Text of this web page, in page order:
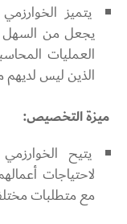
يتميز
يجعل من السهل
العمليات
الذين ليس
ميزة التخصيص:
يتيح
لاحتياجات
مع متطلبات